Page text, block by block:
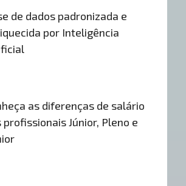
de dados padronizada e
por Inteligência
as diferenças de salário
profissionais Júnior, Pleno e